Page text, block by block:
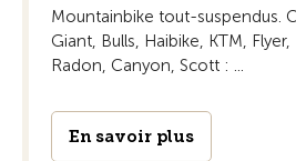
Mountainbike tout-suspendus.
Giant, Bulls, Haibike, KTM, Flyer,
Radon, Canyon, Scott : ...
En savoir plus